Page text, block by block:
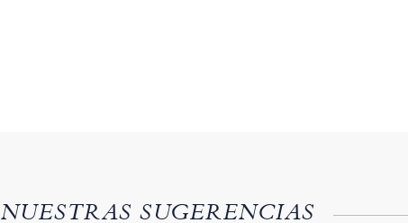
NUESTRAS SUGERENCIAS